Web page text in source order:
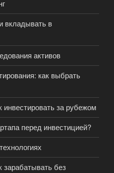
вкладывать в
активов
как выбрать
за рубежом
перед инвестицией?
зарабатывать без